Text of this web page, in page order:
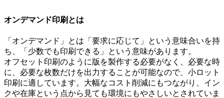
オンデマンド印刷とは
「オンデマンド」とは「要求に応じて」という意味合いを持
ち、「少数でも印刷できる」という意味があります。
オフセット印刷のように版を製作する必要がなく、必要な時
に、必要な枚数だけを出力することが可能なので、小ロット
印刷に適しています。大幅なコスト削減にもつながり、イン
クや在庫という点から見ても環境にもやさしいとされていま